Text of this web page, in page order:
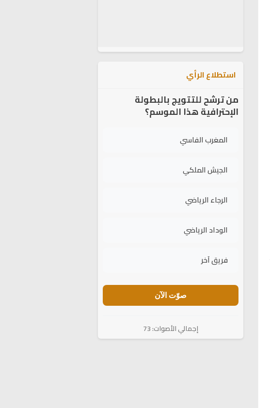
استطلاع الرأي
من ترشح للتتويج بالبطولة
الإحترافية هذا الموسم؟
المغرب الفاسي
الجيش الملكي
الرجاء الرياضي
الوداد الرياضي
فريق آخر
صوّت الآن
إجمالي الأصوات: 73